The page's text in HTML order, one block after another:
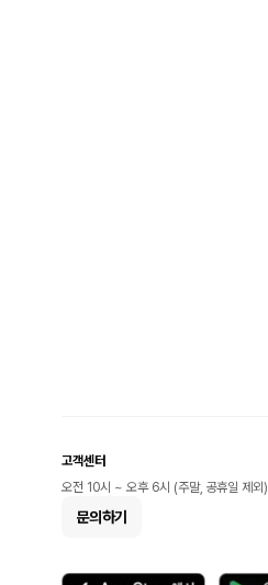
고객센터
오전 10시 ~ 오후 6시 (주말, 공휴일 제외)
문의하기